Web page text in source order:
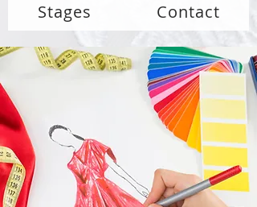
Stages Contact